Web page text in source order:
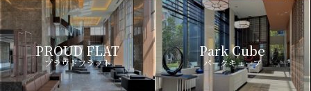
PROUD FLAT
プラウドフラット
Park Cube
パークキューブ